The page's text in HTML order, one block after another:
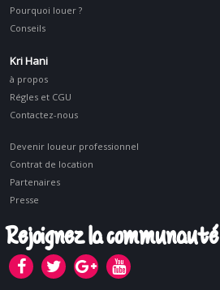
Pourquoi louer ?
Conseils
Kri Hani
à propos
Régles et CGU
Contactez-nous
Devenir loueur professionnel
Contrat de location
Partenaires
Presse
Rejoignez la communauté